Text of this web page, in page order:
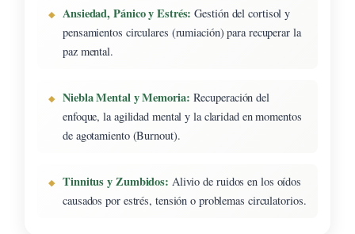
Ansiedad, Pánico y Estrés: Gestión del cortisol y
pensamientos circulares (rumiación) para recuperar la
paz mental.
Niebla Mental y Memoria: Recuperación del
enfoque, la agilidad mental y la claridad en momentos
de agotamiento (Burnout).
Tinnitus y Zumbidos: Alivio de ruidos en los oídos
causados por estrés, tensión o problemas circulatorios.